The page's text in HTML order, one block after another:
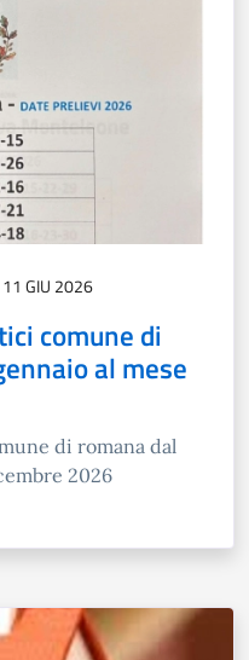
11 GIU 2026
comune di
al mese
di romana dal
2026